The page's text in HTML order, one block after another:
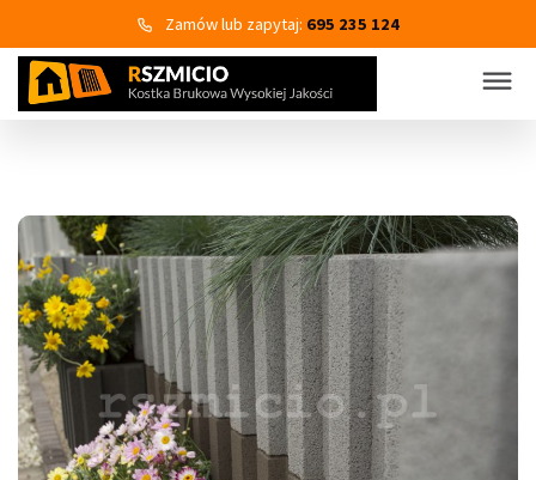
Zamów lub zapytaj: 695 235 124
PRODUKTY
Wszystkie kategorie produktów
Kostka brukowa
Eko Bruk
Płyty tarasowo-chodnikowe